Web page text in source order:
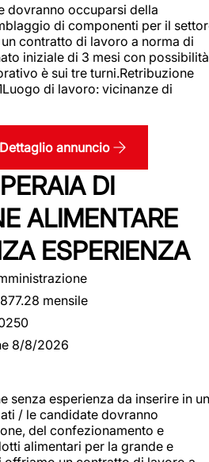
dovranno occuparsi della
di componenti per il
contratto di lavoro a norma di
iniziale di 3 mesi con possibilità
è sui tre turni.Retribuzione
di lavoro: vicinanze di
Dettaglio annuncio
DI
ALIMENTARE
ESPERIENZA
mensile
8/8/2026
senza esperienza da inserire in un
/ le candidate dovranno
del confezionamento e
alimentari per la grande e